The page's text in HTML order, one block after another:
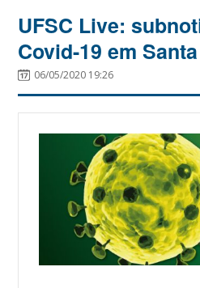
UFSC Live:
Covid-19 em
06/05/2020 19:26